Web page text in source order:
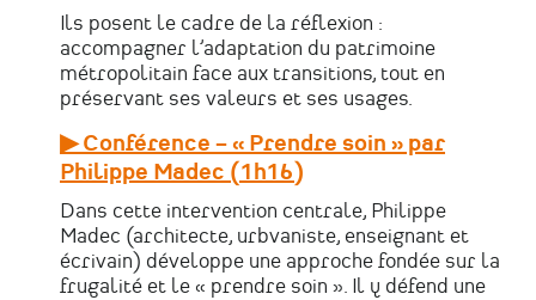
Ils posent le cadre de la réflexion :
accompagner l’adaptation du patrimoine
métropolitain face aux transitions, tout en
préservant ses valeurs et ses usages.
▶ Conférence – « Prendre soin » par
Philippe Madec (1h16)
Dans cette intervention centrale, Philippe
Madec (architecte, urbvaniste, enseignant et
écrivain) développe une approche fondée sur la
frugalité et le « prendre soin ». Il y défend une